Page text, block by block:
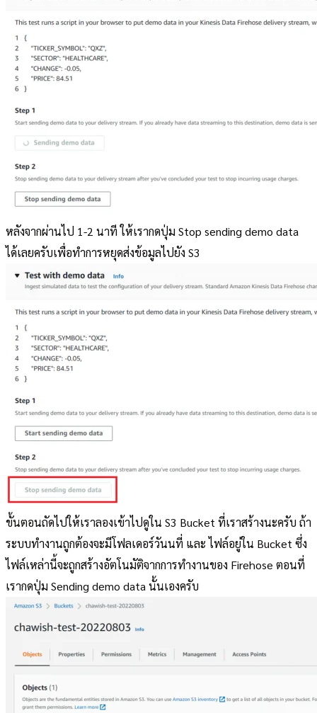
หลังจากผ่านไป 1-2 นาที ให้เรากดปุ่ม Stop sending demo data
ได้เลยครับเพื่อทำการหยุดส่งข้อมูลไปยัง S3
ขั้นตอนถัดไปให้เราลองเข้าไปดูใน S3 Bucket ที่เราสร้างนะครับ ถ้า
ระบบทำงานถูกต้องจะมีโฟลเดอร์วันนที่ และ ไฟล์อยู่ใน Bucket ซึ่ง
ไฟล์เหล่านี้จะถูกสร้างอัตโนมัติจากการทำงานของ Firehose ตอนที่
เรากดปุ่ม Sending demo data นั้นเองครับ